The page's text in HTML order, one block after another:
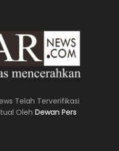
Telah Terverifikasi
Oleh Dewan Pers